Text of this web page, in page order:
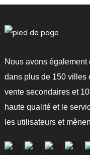
Nous avons
dans plus de 150 villes
vente secondaires et
haute qualité et le
les utilisateurs et